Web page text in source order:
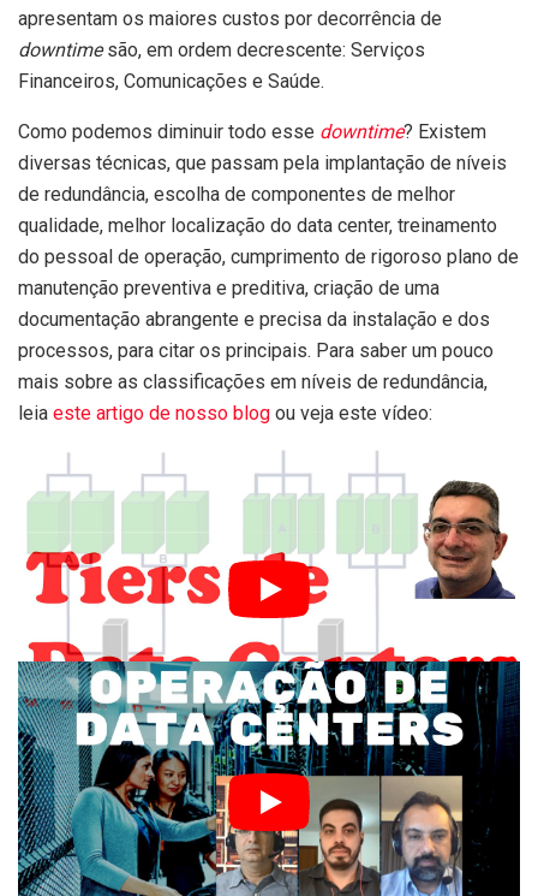
apresentam os maiores custos por decorrência de
downtimesão, em ordem decrescente: Serviços
Financeiros, Comunicações e Saúde.
Como podemos diminuir todo esse downtime? Existem
diversas técnicas, que passam pela implantação de níveis
de redundância, escolha de componentes de melhor
qualidade, melhor localização do data center, treinamento
do pessoal de operação, cumprimento de rigoroso plano de
manutenção preventiva e preditiva, criação de uma
documentação abrangente e precisa da instalação e dos
processos, para citar os principais. Para saber um pouco
mais sobre as classificações em níveis de redundância,
leia este artigo de nosso blog ou veja este vídeo:
A classificação de um data center em
A correta operação do data center é crucial para manter sua
disponibilidade. Para saber mais sobre o assunto, veja
essa entrevista que conduzi ao vivo com dois profissionais
extremamente experientes nessa área:
Operação de data centers de alto desempenho
O tema abordado neste artigo é apenas um dos tópicos
que fazem parte do cursoDC100 – Fundamentos de
infraestrutura de data center
Se achou este post útil, compartilhe, encaminhe a alguém
que também possa achá-lo útil.